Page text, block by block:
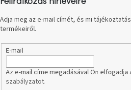
kedvenceid
Hoorns
Adja meg az e-mail címét, és mi
termékeiről.
E-mail
Az e-mail címe megadásával Ön elfogadja
szabályzatot.